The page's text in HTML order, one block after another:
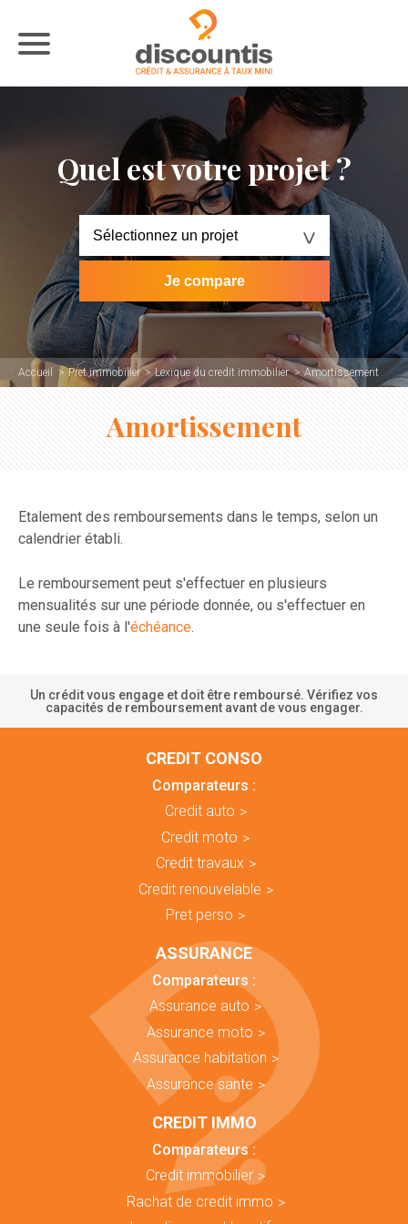
Quel est votre projet ?
Accueil Pret immobilier Lexique du credit immobilier Amortissement
Amortissement
Etalement des remboursements dans le temps, selon un
calendrier établi.
Le remboursement peut s'effectuer en plusieurs
mensualités sur une période donnée, ou s'effectuer en
une seule fois à l'échéance.
Un crédit vous engage et doit être remboursé. Vérifiez vos
capacités de remboursement avant de vous engager.
CREDIT CONSO
Comparateurs :
Credit auto
Credit moto
Credit travaux
Credit renouvelable
Pret perso
ASSURANCE
Comparateurs :
Assurance auto
Assurance moto
Assurance habitation
Assurance sante
CREDIT IMMO
Comparateurs :
Credit immobilier
Rachat de credit immo